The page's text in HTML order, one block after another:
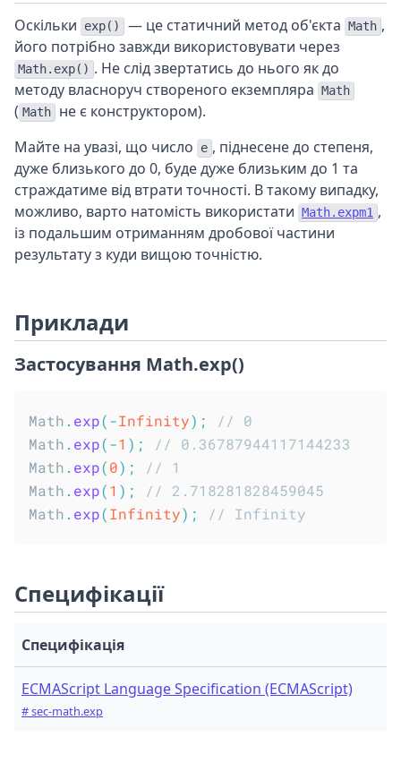
Оскільки exp() — це статичний метод об'єкта Math ,
його потрібно завжди використовувати через
Math.exp() . Не слід звертатись до нього як до
методу власноруч створеного екземпляра Math
( Math
не є конструктором).
Майте на увазі, що число
e , піднесене до степеня,
дуже близького до 0, буде дуже близьким до 1 та
страждатиме від втрати точності. В такому випадку,
можливо, варто натомість використати Math.expm1 ,
із подальшим отриманням дробової частини
результату з куди вищою точністю.
Приклади
Застосування Math.exp()
Math . exp(-Infinity) ;
// 0
Math . exp(-1 ) ;
// 0.36787944117144233
Math . exp(0) ;
// 1
Math . exp(1 ) ;
// 2.718281828459045
Math . exp(Infinity) ; // Infinity
Специфікації
Специфікація
ECMAScript Language Specification (ECMAScript)
# sec-math.exp